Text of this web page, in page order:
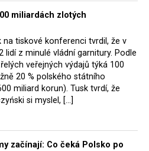
se polská vláda měla
spravedlnosti jistě potěší
ale i těžaře. Je těžké si
rozhodoval sám ministr
souhlas vládnoucí koalice.
Morawieckého vlády,
zabezpečování cca 7 %
– klíčovými podniky, spolu
miliardách zlotých
na tiskové konferenci tvrdil, že v
lidí z minulé vládní garnitury. Podle
veřejných výdajů týká 100
20 % polského státního
miliard korun). Tusk tvrdí, že
si myslel, […]
začínají: Co čeká Polsko po